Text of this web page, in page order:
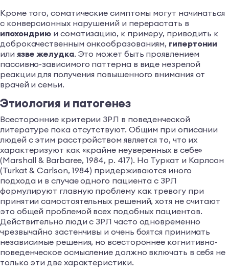
Кроме того, соматические симптомы могут начинаться
с конверсионных нарушений и перерастать в
ипохондрию и соматизацию, к примеру, приводить к
доброкачественным онкообразованиям, гипертонии
или язве желудка. Это может быть проявлением
пассивно-зависимого паттерна в виде незрелой
реакции для получения повышенного внимания от
врачей и семьи.
Этиология и патогенез
Всесторонние критерии ЗРЛ в поведенческой
литературе пока отсутствуют. Общим при описании
людей с этим расстройством является то, что их
характеризуют как «крайне неуверенных в себе»
(Marshall & Barbaree, 1984, p. 417). Но Туркат и Карлсон
(Turkat & Carlson, 1984) придерживаются иного
подхода и в случае одного пациента с ЗРЛ
формулируют главную проблему как тревогу при
принятии самостоятельных решений, хотя не считают
это общей проблемой всех подобных пациентов.
Действительно люди с ЗРЛ часто одновременно
чрезвычайно застенчивы и очень боятся принимать
независимые решения, но всестороннее когнитивно-
поведенческое осмысление должно включать в себя не
только эти две характеристики.